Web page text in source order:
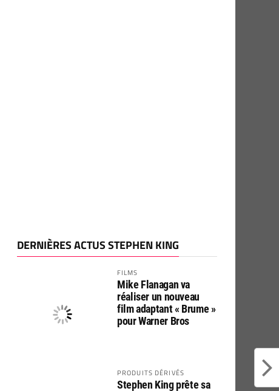
DERNIÈRES ACTUS STEPHEN KING
FILMS
Mike Flanagan va
réaliser un nouveau
film adaptant « Brume »
pour Warner Bros
PRODUITS DÉRIVÉS
Stephen King prête sa